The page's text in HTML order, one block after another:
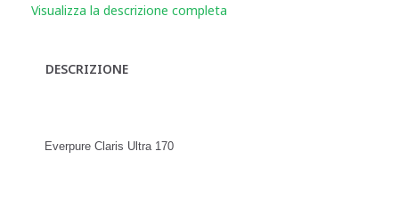
Visualizza la descrizione completa
DESCRIZIONE
Everpure Claris Ultra 170